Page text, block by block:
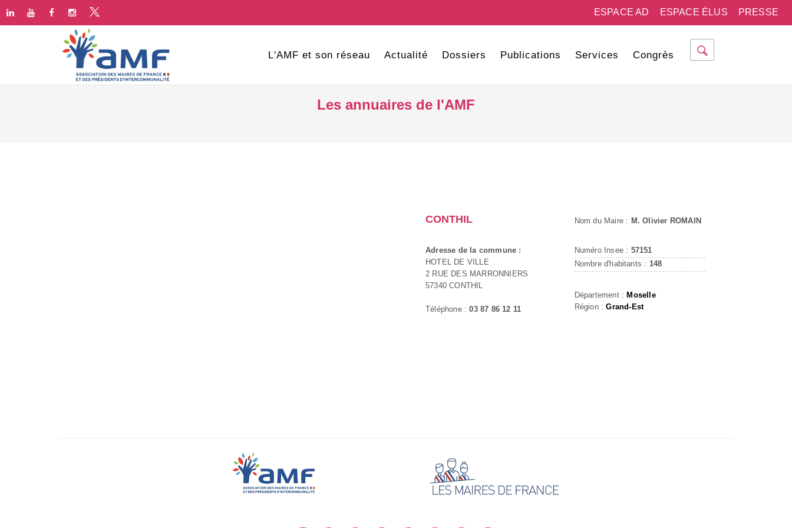
PRESSE
ESPACE ÉLUS
ESPACE AD
L'AMF et son réseau Actualité Dossiers Publications Services Congrès
Les annuaires de l'AMF
CONTHIL
Adresse de la commune :
HOTEL DE VILLE
2 RUE DES MARRONNIERS
57340 CONTHIL
Téléphone :03 87 86 12 11
Nom du Maire : M. Olivier ROMAIN
Numéro Insee : 57151
Nombre d'habitants : 148
Département : Moselle
Région :Grand-Est